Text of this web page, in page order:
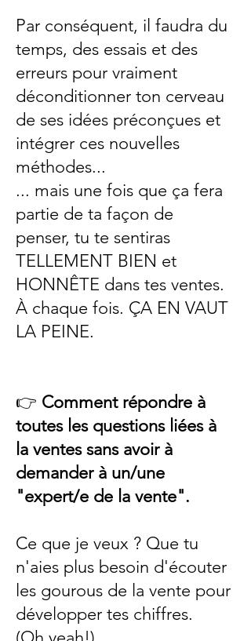
Par conséquent, il faudra du
temps, des essais et des
erreurs pour vraiment
déconditionner ton cerveau
de ses idées préconçues et
intégrer ces nouvelles
méthodes...
... mais une fois que ça fera
partie de ta façon de
penser, tu te sentiras
TELLEMENT BIEN et
HONNÊTE dans tes ventes.
À chaque fois. ÇA EN VAUT
LA PEINE.
👉 Comment répondre à
toutes les questions liées à
la ventes sans avoir à
demander à un/une
"expert/e de la vente".
Ce que je veux ? Que tu
n'aies plus besoin d'écouter
les gourous de la vente pour
développer tes chiffres.